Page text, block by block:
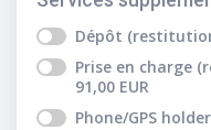
Dépôt
Prise en charge
91,00 EUR
Phone/GPS holder